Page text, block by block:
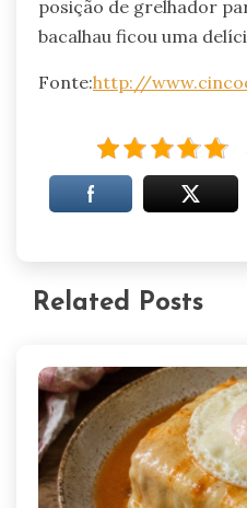
posição de grelhador
bacalhau ficou uma
Fonte:http://
Related Posts